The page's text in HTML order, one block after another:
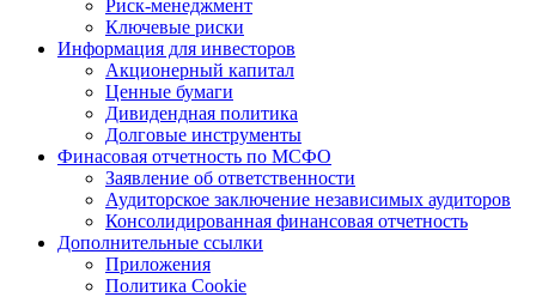
Риск-менеджмент
Ключевые риски
Информация для инвесторов
Акционерный капитал
Ценные бумаги
Дивидендная политика
Долговые инструменты
Финасовая отчетность по МСФО
Заявление об ответственности
Аудиторское заключение независимых аудиторов
Консолидированная финансовая отчетность
Дополнительные ссылки
Приложения
Политика Cookie